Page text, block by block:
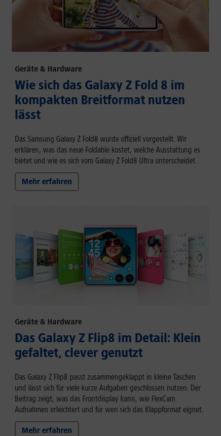
Geräte & Hardware
Wie sich das Galaxy Z Fold 8 im
kompakten Breitformat nutzen
lässt
Das Samsung Galaxy Z Fold8 wurde offiziell vorgestellt. Wir
erklären, was das neue Foldable kostet, welche Ausstattung es
bietet und wie es sich vom Galaxy Z Fold8 Ultra unterscheidet.
Mehr erfahren
Geräte & Hardware
Das Galaxy Z Flip8 im Detail: Klein
gefaltet, clever genutzt
Das Galaxy Z Flip8 passt zusammengeklappt in kleine Taschen
und lässt sich für viele kurze Aufgaben geschlossen nutzen. Der
Beitrag zeigt, was das Frontdisplay kann, wie FlexCam
Aufnahmen erleichtert und für wen sich das Klappformat eignet.
Mehr erfahren